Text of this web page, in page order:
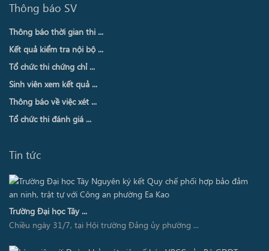
Thông báo SV
Thông báo thời gian thi ...
Kết quả kiểm tra nội bộ ...
Tổ chức thi chứng chỉ ...
Sinh viên xem kết quả ...
Thông báo về việc xét ...
Tổ chức thi đánh giá ...
Tin tức
Trường Đại học Tây ...
Chiều ngày 31/7, tại Hội trường Đảng ủy phường ...